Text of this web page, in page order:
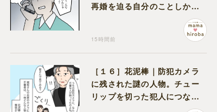
再婚を迫る自分のことしか考
15時間前
［１６］花泥棒｜防犯カメラ
に残された謎の人物。チュー
リップを切った犯人につなが
る証拠になるのか期待する